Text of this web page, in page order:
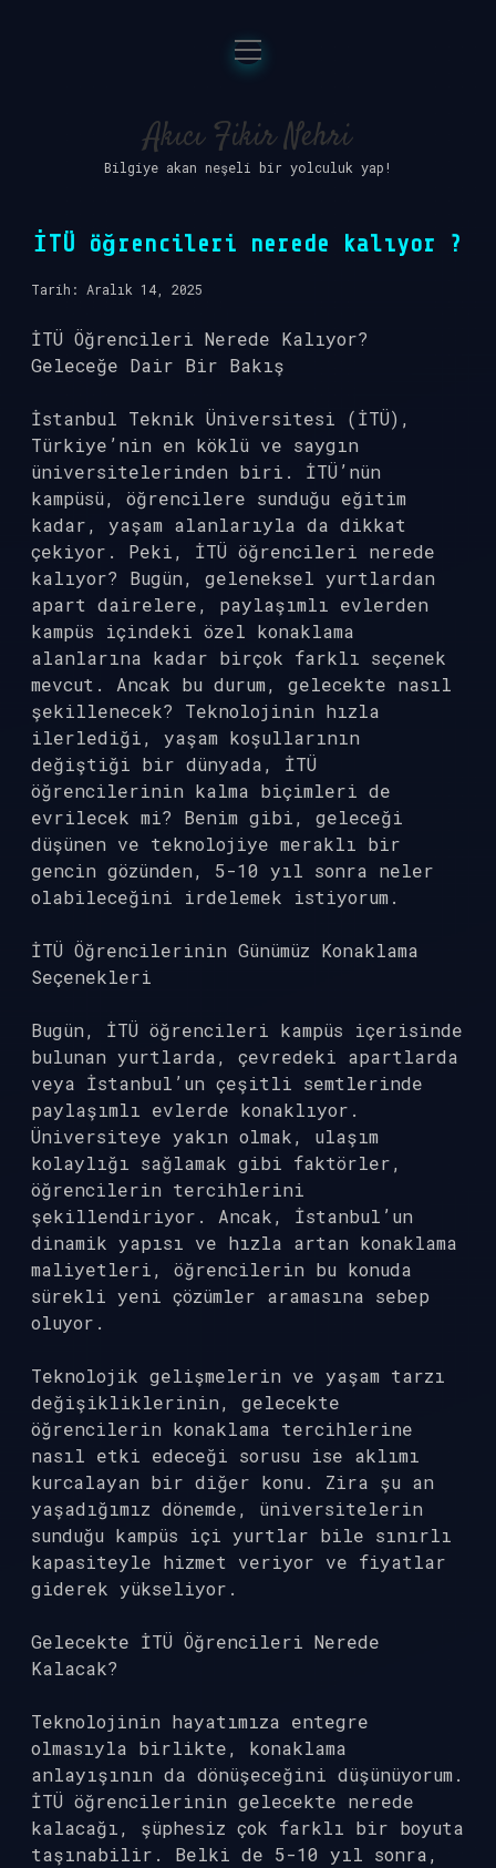
Anasayfa
Gizlilik Politikası
Yasal Uyarı
Hakkımızda
menüyü
aç
Akıcı Fikir Nehri
Bilgiye akan neşeli bir yolculuk yap!
İTÜ öğrencileri nerede kalıyor ?
Tarih: Aralık 14, 2025
İTÜ Öğrencileri Nerede Kalıyor?
Geleceğe Dair Bir Bakış
İstanbul Teknik Üniversitesi (İTÜ),
Türkiye’nin en köklü ve saygın
üniversitelerinden biri. İTÜ’nün
kampüsü, öğrencilere sunduğu eğitim
kadar, yaşam alanlarıyla da dikkat
çekiyor. Peki, İTÜ öğrencileri nerede
kalıyor? Bugün, geleneksel yurtlardan
apart dairelere, paylaşımlı evlerden
kampüs içindeki özel konaklama
alanlarına kadar birçok farklı seçenek
mevcut. Ancak bu durum, gelecekte nasıl
şekillenecek? Teknolojinin hızla
ilerlediği, yaşam koşullarının
değiştiği bir dünyada, İTÜ
öğrencilerinin kalma biçimleri de
evrilecek mi? Benim gibi, geleceği
düşünen ve teknolojiye meraklı bir
gencin gözünden, 5-10 yıl sonra neler
olabileceğini irdelemek istiyorum.
İTÜ Öğrencilerinin Günümüz Konaklama
Seçenekleri
Bugün, İTÜ öğrencileri kampüs içerisinde
bulunan yurtlarda, çevredeki apartlarda
veya İstanbul’un çeşitli semtlerinde
paylaşımlı evlerde konaklıyor.
Üniversiteye yakın olmak, ulaşım
kolaylığı sağlamak gibi faktörler,
öğrencilerin tercihlerini
şekillendiriyor. Ancak, İstanbul’un
dinamik yapısı ve hızla artan konaklama
maliyetleri, öğrencilerin bu konuda
sürekli yeni çözümler aramasına sebep
oluyor.
Teknolojik gelişmelerin ve yaşam tarzı
değişikliklerinin, gelecekte
öğrencilerin konaklama tercihlerine
nasıl etki edeceği sorusu ise aklımı
kurcalayan bir diğer konu. Zira şu an
yaşadığımız dönemde, üniversitelerin
sunduğu kampüs içi yurtlar bile sınırlı
kapasiteyle hizmet veriyor ve fiyatlar
giderek yükseliyor.
Gelecekte İTÜ Öğrencileri Nerede
Kalacak?
Teknolojinin hayatımıza entegre
olmasıyla birlikte, konaklama
anlayışının da dönüşeceğini düşünüyorum.
İTÜ öğrencilerinin gelecekte nerede
kalacağı, şüphesiz çok farklı bir boyuta
taşınabilir. Belki de 5-10 yıl sonra,